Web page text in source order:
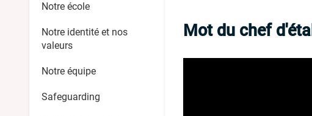
Notre école
Notre identité et nos
valeurs
Notre équipe
Safeguarding
Mot du chef